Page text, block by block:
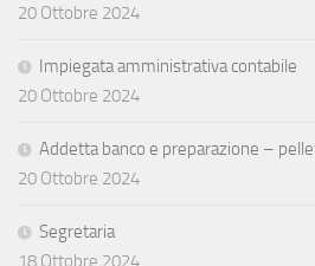
20 Ottobre 2024
Impiegata amministrativa contabile
20 Ottobre 2024
Addetta banco e preparazione –
20 Ottobre 2024
Segretaria
18 Ottobre 2024